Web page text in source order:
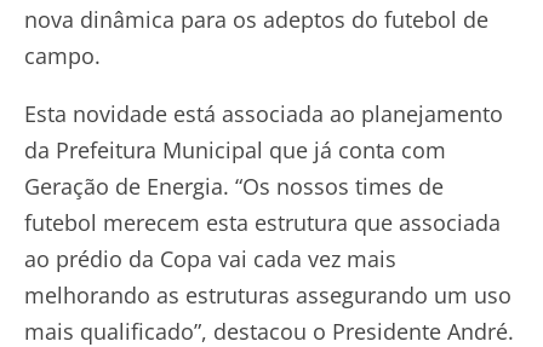
nova dinâmica para os adeptos do futebol de
campo.
Esta novidade está associada ao planejamento
da Prefeitura Municipal que já conta com
Geração de Energia. “Os nossos times de
futebol merecem esta estrutura que associada
ao prédio da Copa vai cada vez mais
melhorando as estruturas assegurando um uso
mais qualificado”, destacou o Presidente André.